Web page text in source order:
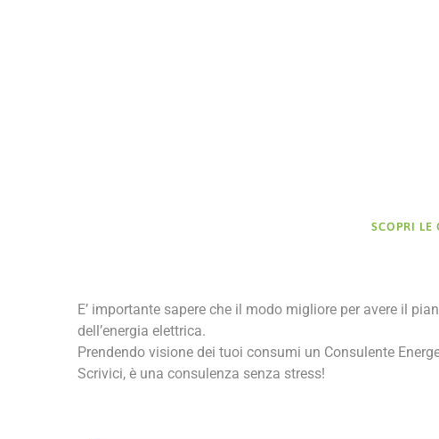
SCOPRI LE
E’ importante sapere che il modo migliore per avere il
dell’energia elettrica.
Prendendo visione dei tuoi consumi un Consulente
Scrivici, è una consulenza senza stress!